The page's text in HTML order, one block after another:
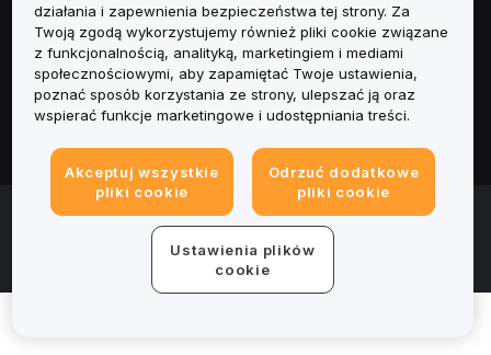
Obsługa Klienta
Produkty
© 2025-2026 Bybit.eu. Wszystkie prawa zastrzeżone.
Warunki świadczenia usług
Polityka Prywatności
Centrum preferencji plików cookie
działania i zapewnienia bezpieczeństwa tej strony. Za
Twoją zgodą wykorzystujemy również pliki cookie związane
z funkcjonalnością, analityką, marketingiem i mediami
społecznościowymi, aby zapamiętać Twoje ustawienia,
poznać sposób korzystania ze strony, ulepszać ją oraz
wspierać funkcje marketingowe i udostępniania treści.
Akceptuj wszystkie
pliki cookie
Odrzuć dodatkowe
pliki cookie
Ustawienia plików
cookie